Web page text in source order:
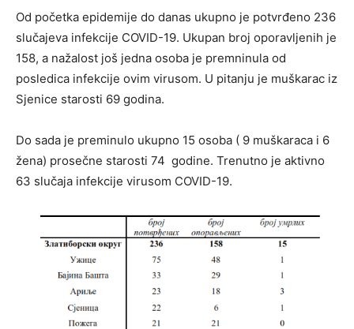
Od početka epidemije do danas ukupno je potvrđeno 236
slučajeva infekcije COVID-19. Ukupan broj oporavljenih je
158, a nažalost još jedna osoba je premninula od
posledica infekcije ovim virusom. U pitanju je muškarac iz
Sjenice starosti 69 godina.
Do sada je preminulo ukupno 15 osoba ( 9 muškaraca i 6
žena) prosečne starosti 74 godine. Trenutno je aktivno
63 slučaja infekcije virusom COVID-19.